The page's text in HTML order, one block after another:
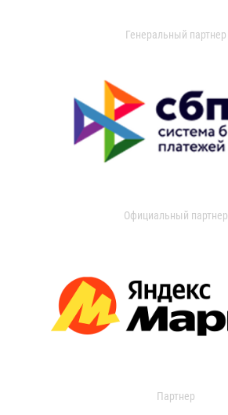
Генеральный партнер
Официальный партнер
Партнер